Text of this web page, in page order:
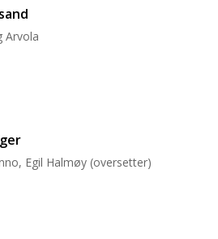
Arvola
Egil Halmøy (oversetter)